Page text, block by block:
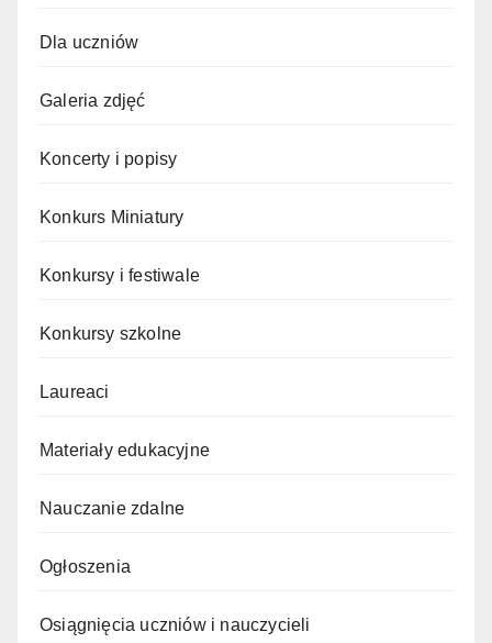
Dla uczniów
Galeria zdjęć
Koncerty i popisy
Konkurs Miniatury
Konkursy i festiwale
Konkursy szkolne
Laureaci
Materiały edukacyjne
Nauczanie zdalne
Ogłoszenia
Osiągnięcia uczniów i nauczycieli